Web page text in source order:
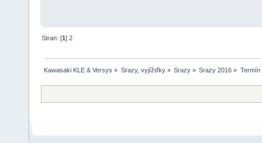
Stran: [1]2
Kawasaki KLE & Versys » Srazy, vyjížďky» Srazy» Srazy 2016 » Termín